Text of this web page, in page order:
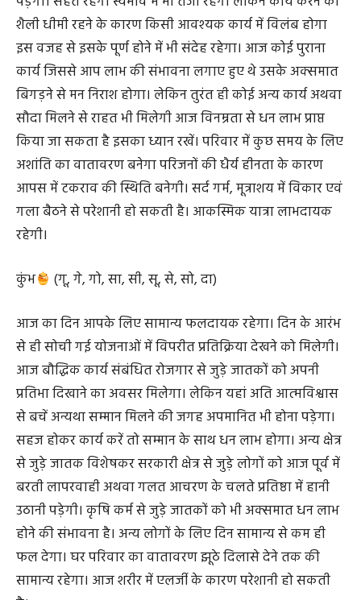
आज का दिन भी आपको किसी न किसी रूप में आर्थिक लाभ
कराएगा। लेकिन आज इसके लिए बेवजह की सरदर्दी भी मौज लेनी
पड़ेगी। सेहत रहेगी स्वभाव में भी तेजी रहेगी लेकिन कार्य करने की
शैली धीमी रहने के कारण किसी आवश्यक कार्य में विलंब होगा
इस वजह से इसके पूर्ण होने में भी संदेह रहेगा। आज कोई पुराना
कार्य जिससे आप लाभ की संभावना लगाए हुए थे उसके अक्समात
बिगड़ने से मन निराश होगा। लेकिन तुरंत ही कोई अन्य कार्य अथवा
सौदा मिलने से राहत भी मिलेगी आज विनम्रता से धन लाभ प्राप्त
किया जा सकता है इसका ध्यान रखें। परिवार में कुछ समय के लिए
अशांति का वातावरण बनेगा परिजनों की धैर्य हीनता के कारण
आपस में टकराव की स्थिति बनेगी। सर्द गर्म, मूत्राशय में विकार एवं
गला बैठने से परेशानी हो सकती है। आकस्मिक यात्रा लाभदायक
रहेगी।
कुंभ (गू, गे, गो, सा, सी, सू, से, सो, दा)
आज का दिन आपके लिए सामान्य फलदायक रहेगा। दिन के आरंभ
से ही सोची गई योजनाओं में विपरीत प्रतिक्रिया देखने को मिलेगी।
आज बौद्धिक कार्य संबंधित रोजगार से जुड़े जातकों को अपनी
प्रतिभा दिखाने का अवसर मिलेगा। लेकिन यहां अति आत्मविश्वास
से बचें अन्यथा सम्मान मिलने की जगह अपमानित भी होना पड़ेगा।
सहज होकर कार्य करें तो सम्मान के साथ धन लाभ होगा। अन्य क्षेत्र
से जुड़े जातक विशेषकर सरकारी क्षेत्र से जुड़े लोगों को आज पूर्व में
बरती लापरवाही अथवा गलत आचरण के चलते प्रतिष्ठा में हानी
उठानी पड़ेगी। कृषि कर्म से जुड़े जातकों को भी अक्समात धन लाभ
होने की संभावना है। अन्य लोगों के लिए दिन सामान्य से कम ही